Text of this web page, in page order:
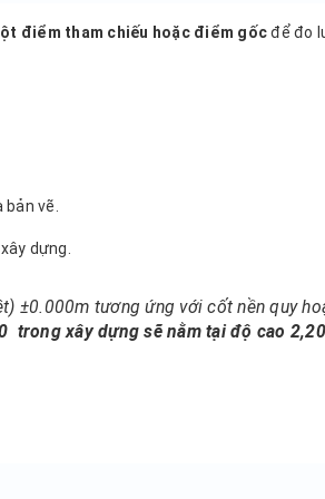
điểm tham chiếu hoặc điểm gốcđể đo
vẽ.
dựng.
±0.000m tương ứng với cốt nền quy
trong xây dựng sẽ nằm tại độ cao